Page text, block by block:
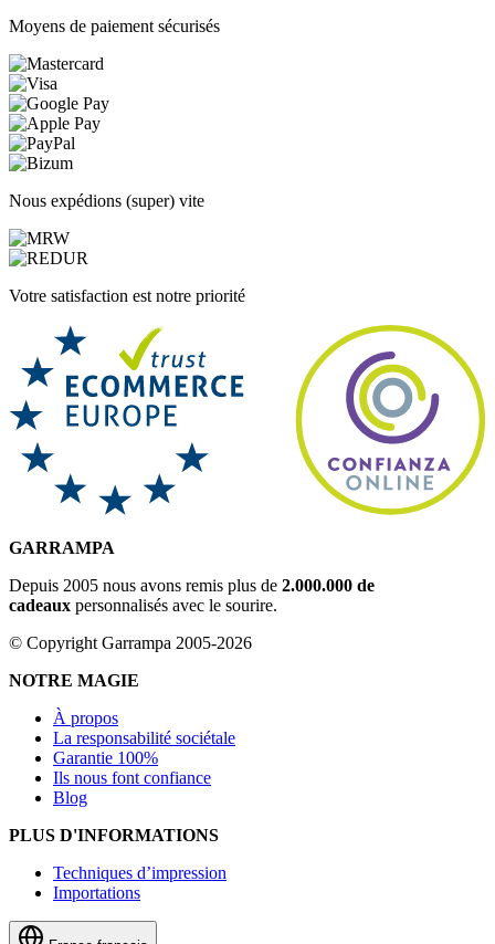
Moyens de paiement sécurisés
Nous expédions (super) vite
Votre satisfaction est notre priorité
GARRAMPA
Depuis 2005 nous avons remis plus de 2.000.000 de
cadeaux personnalisés avec le sourire.
© Copyright Garrampa 2005-2026
NOTRE MAGIE
À propos
La responsabilité sociétale
Garantie 100%
Ils nous font confiance
Blog
PLUS D'INFORMATIONS
Techniques d’impression
Importations